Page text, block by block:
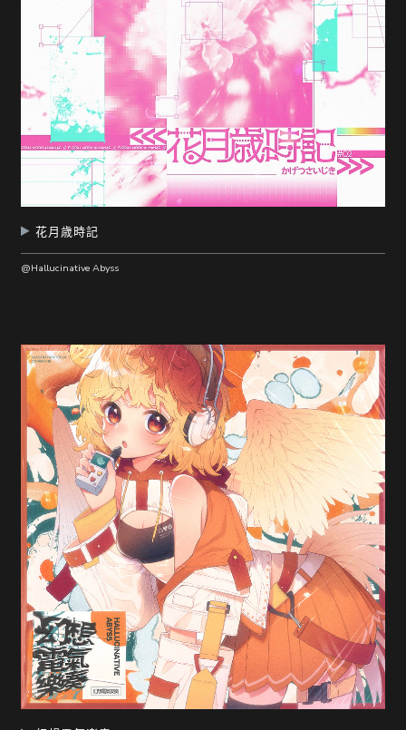
花月歳時記
@Hallucinative Abyss